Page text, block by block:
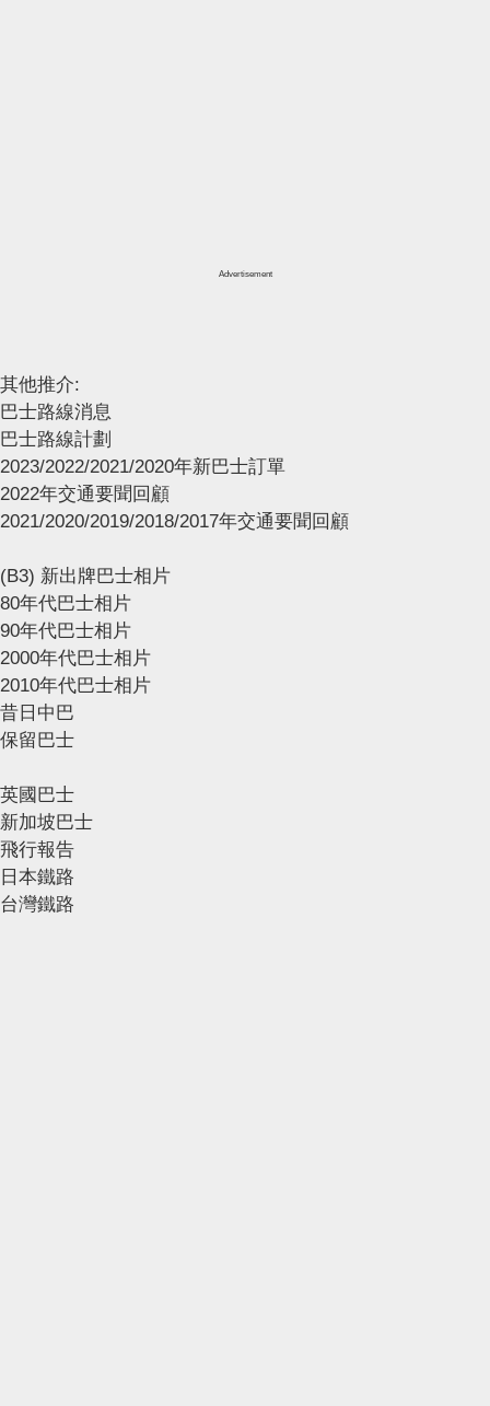
Advertisement
其他推介:
巴士路線消息
巴士路線計劃
2023/2022/2021/2020年新巴士訂單
2022年交通要聞回顧
2021/2020/2019/2018/2017年交通要聞回顧
(B3) 新出牌巴士相片
80年代巴士相片
90年代巴士相片
2000年代巴士相片
2010年代巴士相片
昔日中巴
保留巴士
英國巴士
新加坡巴士
飛行報告
日本鐵路
台灣鐵路